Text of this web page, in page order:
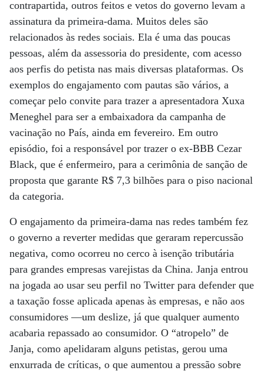
contrapartida, outros feitos e vetos do governo levam a
assinatura da primeira-dama. Muitos deles são
relacionados às redes sociais. Ela é uma das poucas
pessoas, além da assessoria do presidente, com acesso
aos perfis do petista nas mais diversas plataformas. Os
exemplos do engajamento com pautas são vários, a
começar pelo convite para trazer a apresentadora Xuxa
Meneghel para ser a embaixadora da campanha de
vacinação no País, ainda em fevereiro. Em outro
episódio, foi a responsável por trazer o ex-BBB Cezar
Black, que é enfermeiro, para a cerimônia de sanção de
proposta que garante R$ 7,3 bilhões para o piso nacional
da categoria.
O engajamento da primeira-dama nas redes também fez
o governo a reverter medidas que geraram repercussão
negativa, como ocorreu no cerco à isenção tributária
para grandes empresas varejistas da China. Janja entrou
na jogada ao usar seu perfil no Twitter para defender que
a taxação fosse aplicada apenas às empresas, e não aos
consumidores —um deslize, já que qualquer aumento
acabaria repassado ao consumidor. O “atropelo” de
Janja, como apelidaram alguns petistas, gerou uma
enxurrada de críticas, o que aumentou a pressão sobre